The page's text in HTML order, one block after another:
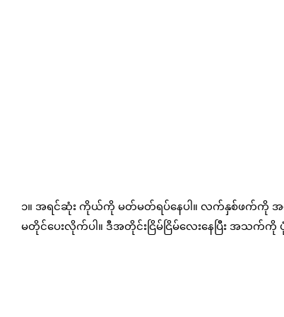
၁။ အရင်ဆုံး ကိုယ်ကို မတ်မတ်ရပ်နေပါ။ လက်နှစ်ဖက်ကို အပေါ်မ
မတိုင်ပေးလိုက်ပါ။ ဒီအတိုင်းငြိမ်ငြိမ်လေးနေပြီး အသက်ကို